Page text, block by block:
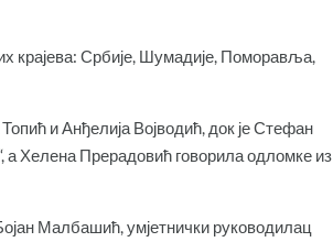
крајева: Србије, Шумадије, Поморавља,
и Анђелија Војводић, док је Стефан
Хелена Прерадовић говорила одломке из
Малбашић, умјетнички руководилац